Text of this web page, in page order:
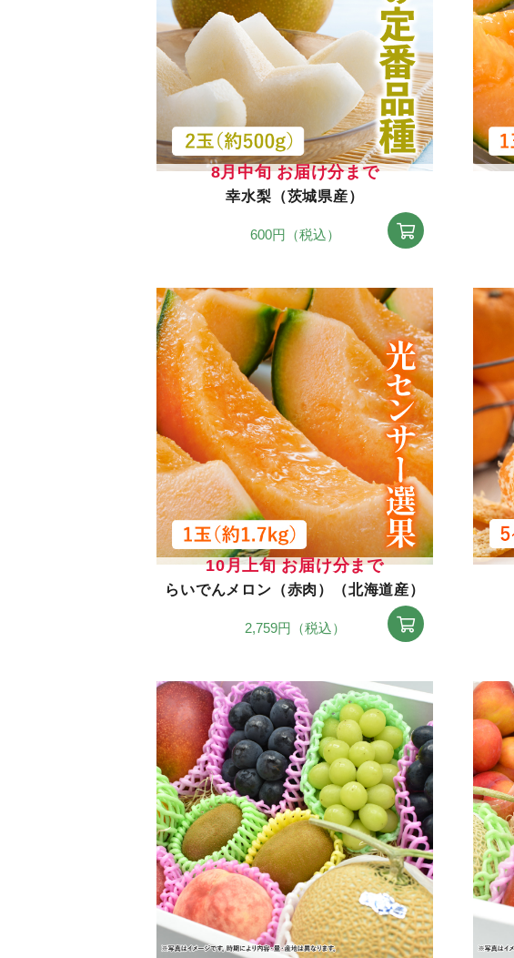
8月中旬 お届け分まで
幸水梨（茨城県産）
600円（税込）
10月上旬 お届け分まで
らいでんメロン（赤肉）（北海道産）
2,759円（税込）